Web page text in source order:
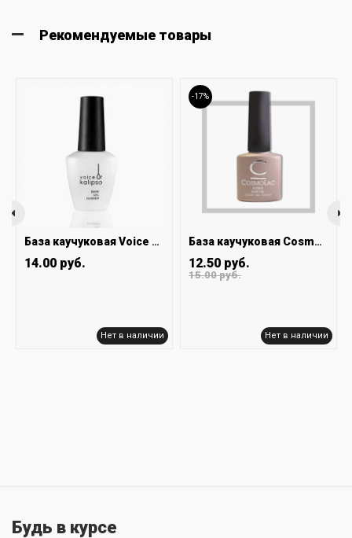
Рекомендуемые товары
База каучуковая Voice of Kalipso 10 мл
14.00 руб.
Нет в наличии
-17%
База каучуковая Cosmo 14 мл
12.50 руб.
15.00 руб.
Нет в наличии
Будь в курсе